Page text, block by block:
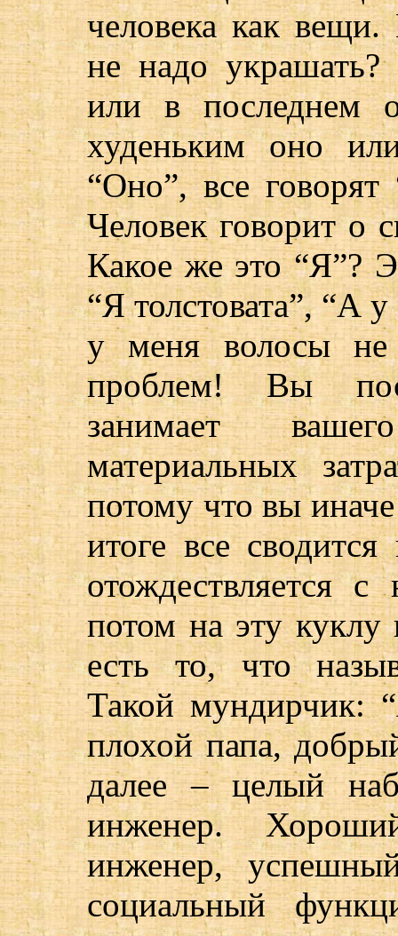
человека как
не надо
или в последнем
худеньким оно
“Оно”, все
Человек говорит о
Какое же это “Я”?
“Я толстовата”, “А
у меня волосы не
проблем! Вы
занимает
материальных
потому что вы
итоге все
отождествляется
потом на эту куклу
есть то, что
Такой мундирчик:
плохой папа,
далее – целый
инженер.
инженер,
социальный